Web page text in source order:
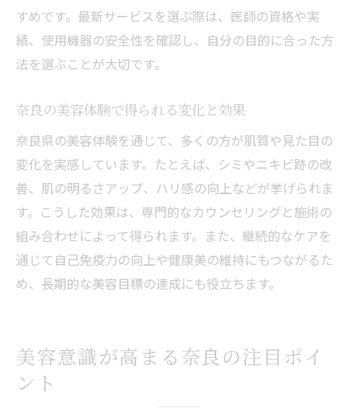
すめです。最新サービスを選ぶ際は、医師の資格や実
績、使用機器の安全性を確認し、自分の目的に合った方
法を選ぶことが大切です。
奈良の美容体験で得られる変化と効果
奈良県の美容体験を通じて、多くの方が肌質や見た目の
変化を実感しています。たとえば、シミやニキビ跡の改
善、肌の明るさアップ、ハリ感の向上などが挙げられま
す。こうした効果は、専門的なカウンセリングと施術の
組み合わせによって得られます。また、継続的なケアを
通じて自己免疫力の向上や健康美の維持にもつながるた
め、長期的な美容目標の達成にも役立ちます。
美容意識が高まる奈良の注目ポイ
ント